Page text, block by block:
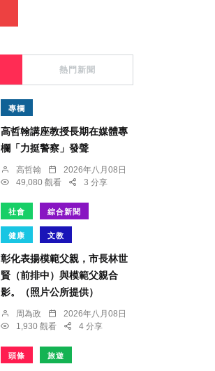
熱門新聞
專欄
高哲翰講座教授長期在媒體專
欄「力挺警察」發聲
高哲翰
2026年八月08日
49,080 觀看
3 分享
社會 綜合新聞
健康 文教
彰化表揚模範父親，市長林世
賢（前排中）與模範父親合
影。（照片公所提供）
周為政
2026年八月08日
1,930 觀看
4 分享
頭條 旅遊